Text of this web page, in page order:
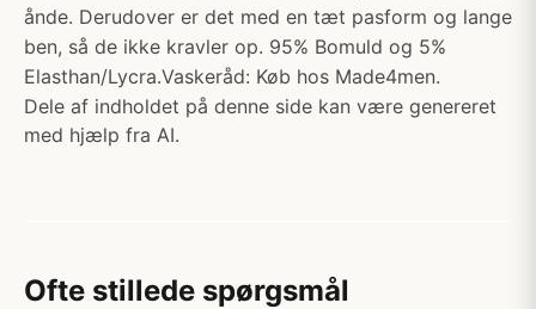
ånde. Derudover er det med en tæt pasform og lange
ben, så de ikke kravler op. 95% Bomuld og 5%
Elasthan/Lycra.Vaskeråd: Køb hos Made4men.
Dele af indholdet på denne side kan være genereret
med hjælp fra AI.
Ofte stillede spørgsmål